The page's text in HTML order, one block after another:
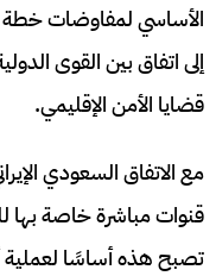
الأساسي لمفاوضات خطة
إلى اتفاق بين القوى
قضايا الأمن الإقليمي.
مع الاتفاق السعودي
قنوات مباشرة خاصة بها
تصبح هذه أساسًا